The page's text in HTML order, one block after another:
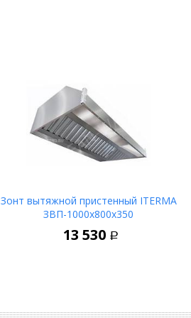
Зонт вытяжной пристенный ITERMA
ЗВП-1000х800х350
13 530 Р